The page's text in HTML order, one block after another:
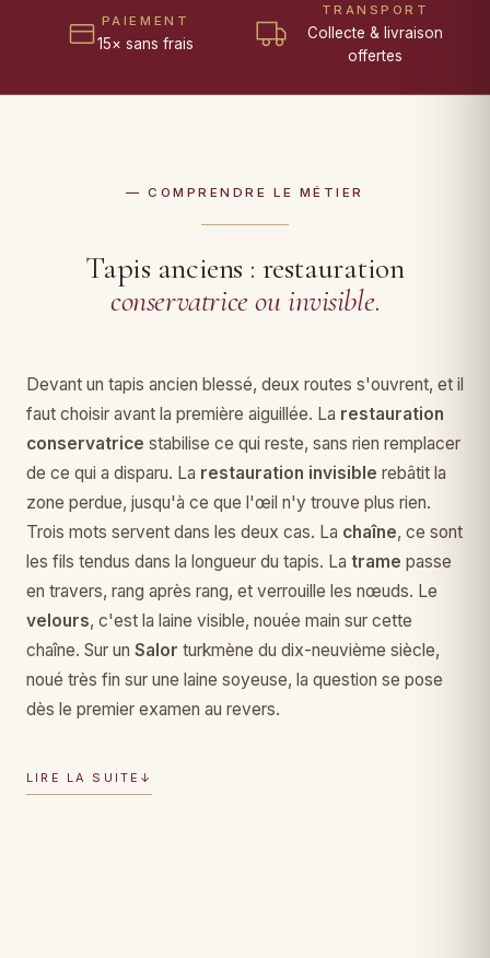
PAIEMENT
15× sans frais
TRANSPORT
Collecte & livraison
offertes
— COMPRENDRE LE MÉTIER
Tapis anciens : restauration
conservatrice ou invisible.
Devant un tapis ancien blessé, deux routes s'ouvrent, et il
faut choisir avant la première aiguillée. La restauration
conservatrice stabilise ce qui reste, sans rien remplacer
de ce qui a disparu. La restauration invisible rebâtit la
zone perdue, jusqu'à ce que l'œil n'y trouve plus rien.
Trois mots servent dans les deux cas. La chaîne, ce sont
les fils tendus dans la longueur du tapis. La trame passe
en travers, rang après rang, et verrouille les nœuds. Le
velours, c'est la laine visible, nouée main sur cette
chaîne. Sur un Salor turkmène du dix-neuvième siècle,
noué très fin sur une laine soyeuse, la question se pose
dès le premier examen au revers.
LIRE LA SUITE ↓